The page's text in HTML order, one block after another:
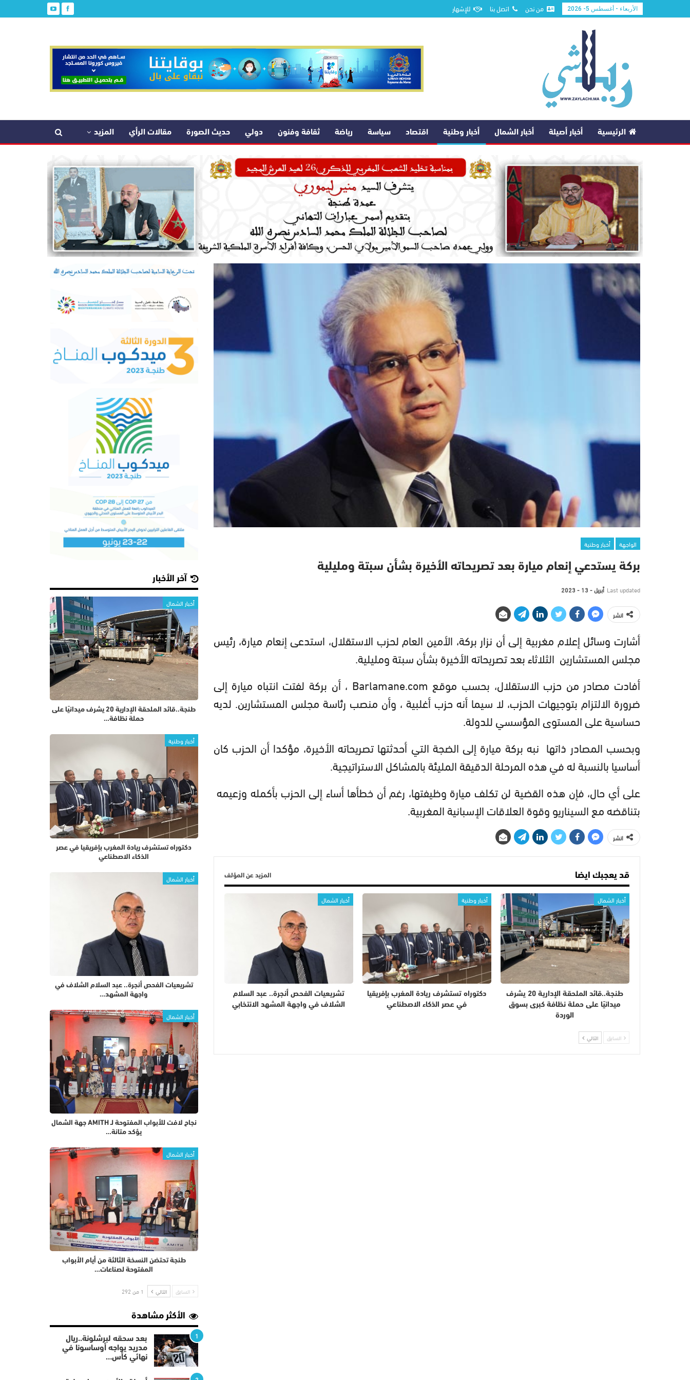
الأربعاء - أغسطس 5- 2026 من نحن اتصل بنا للإشهار
الرئيسية أخبار أصيلة أخبار الشمال أخبار وطنية اقتصاد سياسة رياضة ثقافة وفنون دولي حديث الصورة مقالات الرأي المزيد
الواجهة أخبار وطنية
بركة يستدعي إنعام ميارة بعد تصريحاته الأخيرة بشأن سبتة ومليلية
Last updated أبريل - 13 - 2023
انشر
أشارت وسائل إعلام مغربية إلى أن نزار بركة، الأمين العام لحزب الاستقلال، استدعى إنعام ميارة، رئيس
مجلس المستشارين الثلاثاء بعد تصريحاته الأخيرة بشأن سبتة ومليلية.
أفادت مصادر من حزب الاستقلال، بحسب موقع Barlamane.com ، أن بركة لفتت انتباه ميارة إلى
ضرورة الالتزام بتوجيهات الحزب، لا سيما أنه حزب أغلبية ، وأن منصب رئاسة مجلس المستشارين. لديه
حساسية على المستوى المؤسسي للدولة.
وبحسب المصادر ذاتها نبه بركة ميارة إلى الضجة التي أحدثتها تصريحاته الأخيرة، مؤكدا أن الحزب كان
أساسيا بالنسبة له في هذه المرحلة الدقيقة المليئة بالمشاكل الاستراتيجية.
على أي حال، فإن هذه القضية لن تكلف ميارة وظيفتها، رغم أن خطأها أساء إلى الحزب بأكمله وزعيمه
بتناقضه مع السيناريو وقوة العلاقات الإسبانية المغربية.
انشر
قد يعجبك ايضا المزيد عن المؤلف
أخبار الشمال
طنجة..قائد الملحقة الإدارية 20 يشرف
ميدانيًا على حملة نظافة كبرى بسوق
الوردة
أخبار وطنية
دكتوراه تستشرف ريادة المغرب بإفريقيا
في عصر الذكاء الاصطناعي
أخبار الشمال
تشريعيات الفحص أنجرة.. عبد السلام
الشلاف في واجهة المشهد الانتخابي
السابق التالي
آخر الأخبار
أخبار الشمال
طنجة..قائد الملحقة الإدارية 20 يشرف ميدانيًا على
حملة نظافة…
أخبار وطنية
دكتوراه تستشرف ريادة المغرب بإفريقيا في عصر
الذكاء الاصطناعي
أخبار الشمال
تشريعيات الفحص أنجرة.. عبد السلام الشلاف في
واجهة المشهد…
أخبار الشمال
نجاح لافت للأبواب المفتوحة لـ AMITH جهة الشمال
يؤكد متانة…
أخبار الشمال
طنجة تحتضن النسخة الثالثة من أيام الأبواب
المفتوحة لصناعات…
السابق التالي 1 من 292
الأكثر مشاهدة
1
بعد سحقه لبرشلونة..ريال
مدريد يواجه أوساسونا في
نهائي كأس…